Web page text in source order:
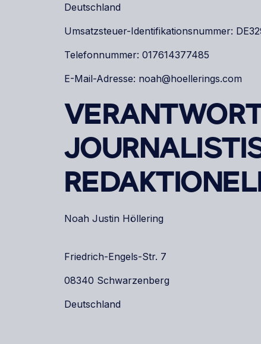
Deutschland
Umsatzsteuer-Identifikationsnummer:
Telefonnummer: 017614377485
E-Mail-Adresse: noah@hoellerings.com
Noah Justin Höllering
Friedrich-Engels-Str. 7
08340 Schwarzenberg
Deutschland